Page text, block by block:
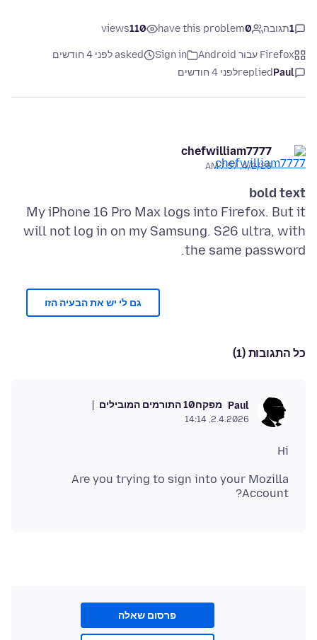
1תגובה 0
have this problem
110
views
Firefox עבור Android Sign in
asked לפני 4 חודשים
Paul
repliedלפני 4 חודשים
chefwilliam7777
4/2/26, 7:57 AM
bold text
My iPhone 16 Pro Max logs into Firefox. But it
will not log in on my Samsung. S26 ultra, with
the same password.
גם לי יש את הבעיה הזו
כל התגובות (1)
Paul מפקח10 התורמים המובילים
2.4.2026, 14:14
Hi
Are you trying to sign into your Mozilla
Account?
פרסום שאלה